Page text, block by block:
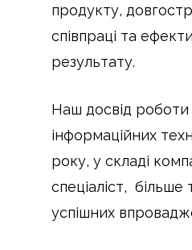
продукту,
співпраці та
результату.
Наш досвід
інформаційних
року, у складі
спеціаліст, більше
успішних